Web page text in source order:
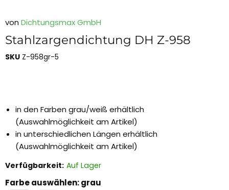
von Dichtungsmax GmbH
Stahlzargendichtung DH Z-958
SKU Z-958gr-5
in den Farben grau/weiß erhältlich
(Auswahlmöglichkeit am Artikel)
in unterschiedlichen Längen erhältlich
(Auswahlmöglichkeit am Artikel)
Verfügbarkeit: Auf Lager
Farbe auswählen:grau